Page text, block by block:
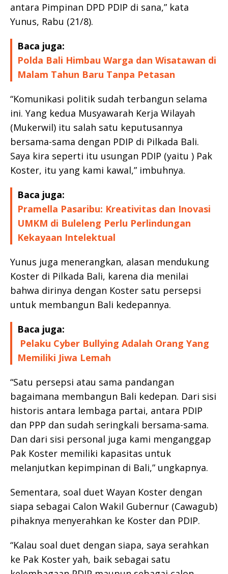
antara Pimpinan DPD PDIP di sana,” kata
Yunus, Rabu (21/8).
Baca juga:
Polda Bali Himbau Warga dan Wisatawan di
Malam Tahun Baru Tanpa Petasan
“Komunikasi politik sudah terbangun selama
ini. Yang kedua Musyawarah Kerja Wilayah
(Mukerwil) itu salah satu keputusannya
bersama-sama dengan PDIP di Pilkada Bali.
Saya kira seperti itu usungan PDIP (yaitu ) Pak
Koster, itu yang kami kawal,” imbuhnya.
Baca juga:
Pramella Pasaribu: Kreativitas dan Inovasi
UMKM di Buleleng Perlu Perlindungan
Kekayaan Intelektual
Yunus juga menerangkan, alasan mendukung
Koster di Pilkada Bali, karena dia menilai
bahwa dirinya dengan Koster satu persepsi
untuk membangun Bali kedepannya.
Baca juga:
Pelaku Cyber Bullying Adalah Orang Yang
Memiliki Jiwa Lemah
“Satu persepsi atau sama pandangan
bagaimana membangun Bali kedepan. Dari sisi
historis antara lembaga partai, antara PDIP
dan PPP dan sudah seringkali bersama-sama.
Dan dari sisi personal juga kami menganggap
Pak Koster memiliki kapasitas untuk
melanjutkan kepimpinan di Bali,” ungkapnya.
Sementara, soal duet Wayan Koster dengan
siapa sebagai Calon Wakil Gubernur (Cawagub)
pihaknya menyerahkan ke Koster dan PDIP.
“Kalau soal duet dengan siapa, saya serahkan
ke Pak Koster yah, baik sebagai satu